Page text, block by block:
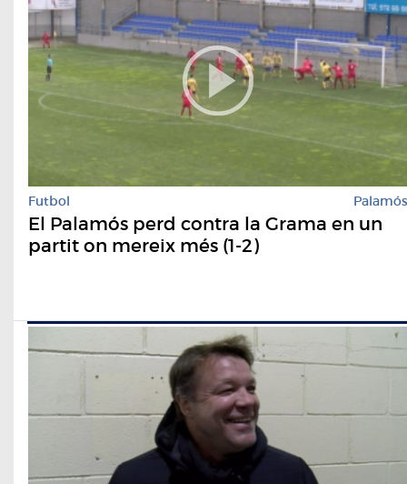
Futbol Palamós
El Palamós perd contra la Grama en un
partit on mereix més (1-2)